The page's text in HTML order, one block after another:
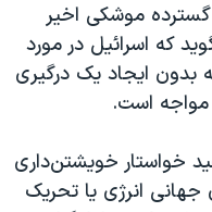
گسترده موشکی اخیر
که اسرائیل در مورد
بدون ایجاد یک درگیری
است.
خواستار خویشتن‌داری
جهانی انرژی یا تحریک